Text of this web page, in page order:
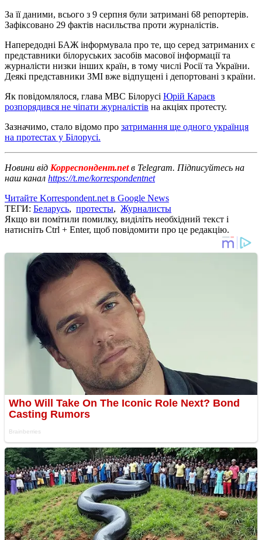
За її даними, всього з 9 серпня були затримані 68 репортерів.
Зафіксовано 29 фактів насильства проти журналістів.
Напередодні БАЖ інформувала про те, що серед затриманих є
представники білоруських засобів масової інформації та
журналісти низки інших країн, в тому числі Росії та України.
Деякі представники ЗМІ вже відпущені і депортовані з країни.
Як повідомлялося, глава МВС Білорусі Юрій Караєв
розпорядився не чіпати журналістів на акціях протесту.
Зазначимо, стало відомо про затримання ще одного українця
на протестах у Білорусі.
Новини від Корреспондент.netв Telegram. Підписуйтесь на
наш канал https://t.me/korrespondentnet
Читайте Korrespondent.net в Google News
ТЕГИ: Беларусь, протесты, Журналисты
Якщо ви помітили помилку, виділіть необхідний текст і
натисніть Ctrl + Enter, щоб повідомити про це редакцію.